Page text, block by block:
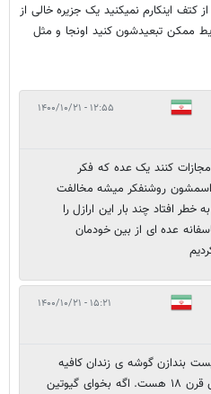
اینکارم نمیکنید یک جزیره خالی از
ممکن تبعیدشون کنید اونجا و مثل
۱۲:۵۵ - ۱۴۰۰/۱۰/۲۱
کنند یک عده که فکر
اسمشون روشنفکر میشه مخالفت
افتاد چند بار این ارازل را
عده ای از بین خودمان
۱۵:۲۱ - ۱۴۰۰/۱۰/۲۱
بندازن گوشه ی زندان کافیه
اون حرف ها دیگه حرف های قرن ۱۸ هست. اگه بخوای گیوتین